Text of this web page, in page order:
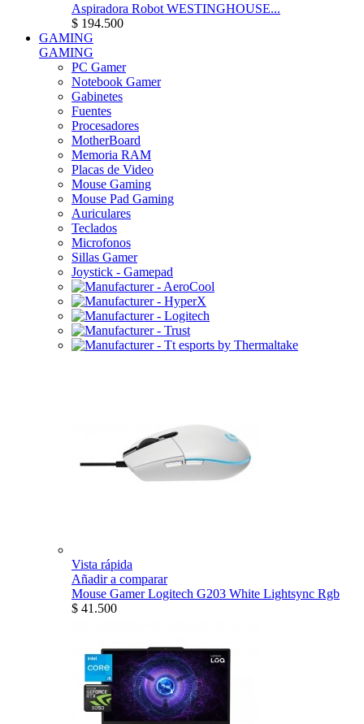
Aspiradora Robot WESTINGHOUSE...
$ 194.500
GAMING
GAMING
PC Gamer
Notebook Gamer
Gabinetes
Fuentes
Procesadores
MotherBoard
Memoria RAM
Placas de Video
Mouse Gaming
Mouse Pad Gaming
Auriculares
Teclados
Microfonos
Sillas Gamer
Joystick - Gamepad
Vista rápida
Añadir a comparar
Mouse Gamer Logitech G203 White Lightsync Rgb
$ 41.500